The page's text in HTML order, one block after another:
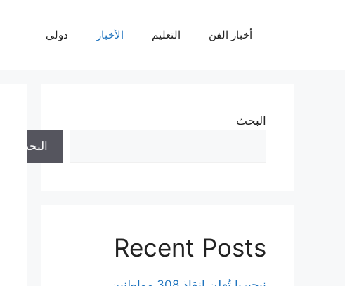
أخبار الفن التعليم الأخبار دولي
البحث
البحث
Recent Posts